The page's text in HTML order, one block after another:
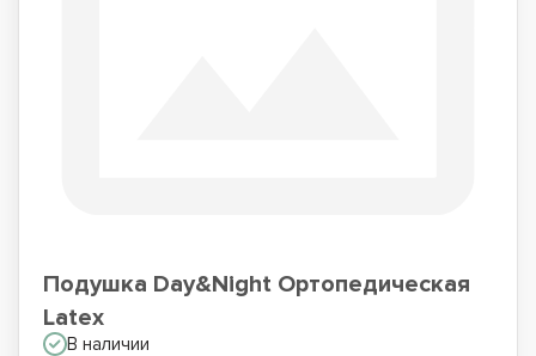
Подушка Day&Night Ортопедическая
Latex
В наличии